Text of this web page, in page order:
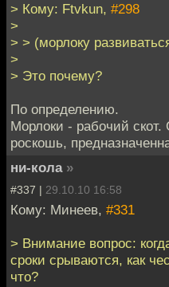
> Кому: Ftvkun, #298
>
> > (морлоку
>
> Это почему?
По определению.
Морлоки - рабочий
роскошь,
ни-кола »
#337 | 29.10.10 16:58
Кому: Минеев, #331
> Внимание вопрос:
сроки срываются, как
что?